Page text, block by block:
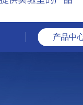
产品中